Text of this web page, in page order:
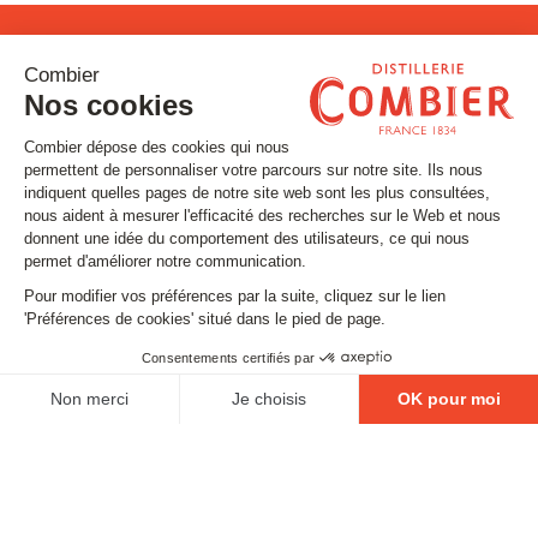
Restons connectés !
Inscrivez-vous à notre newsletter
Email